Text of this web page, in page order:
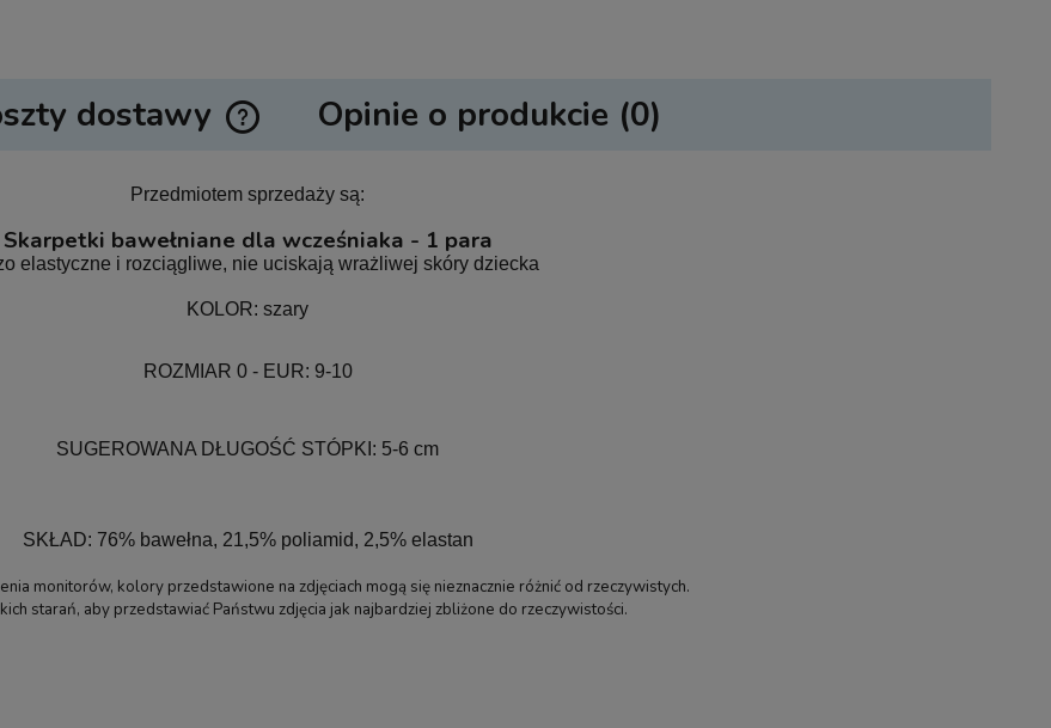
dostawy
płatności
Opinie o produkcie (0)
Przedmiotem sprzedaży są:
Skarpetki bawełniane dla wcześniaka - 1 para
elastyczne i rozciągliwe, nie uciskają wrażliwej skóry dziecka
KOLOR: szary
ROZMIAR 0 - EUR: 9-10
SUGEROWANA DŁUGOŚĆ STÓPKI: 5-6 cm
SKŁAD: 76% bawełna, 21,5% poliamid, 2,5% elastan
monitorów, kolory przedstawione na zdjęciach mogą się nieznacznie różnić od rzeczywistych.
starań, aby przedstawiać Państwu zdjęcia jak najbardziej zbliżone do rzeczywistości.